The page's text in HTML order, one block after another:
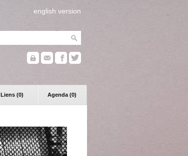
english version
Liens (0) Agenda (0)